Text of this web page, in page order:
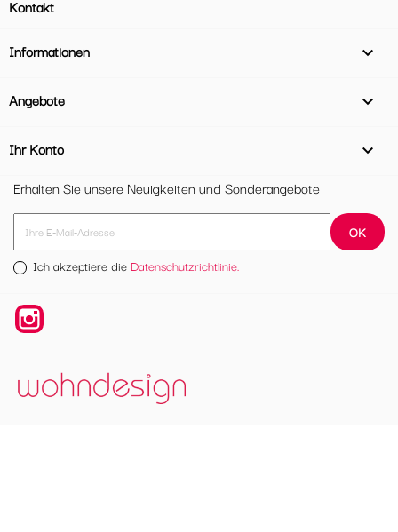
Kontakt
Informationen 
Angebote 
Ihr Konto

Erhalten Sie unsere Neuigkeiten und Sonderangebote
Ich akzeptiere die Datenschutzrichtlinie.